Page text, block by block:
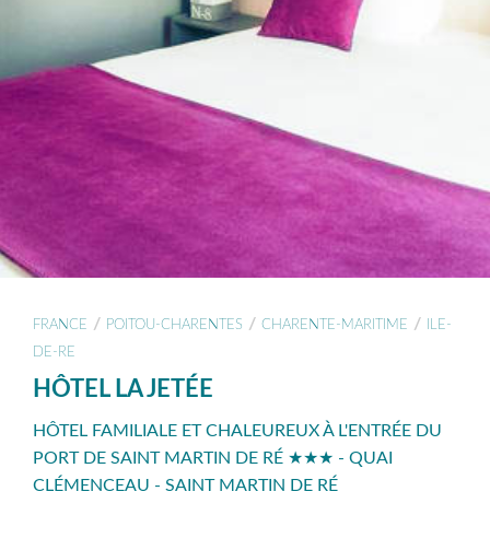
FRANCE / POITOU-CHARENTES / CHARENTE-MARITIME / ILE-
DE-RE
HÔTEL LA JETÉE
HÔTEL FAMILIALE ET CHALEUREUX À L'ENTRÉE DU
PORT DE SAINT MARTIN DE RÉ ★★★ - QUAI
CLÉMENCEAU - SAINT MARTIN DE RÉ